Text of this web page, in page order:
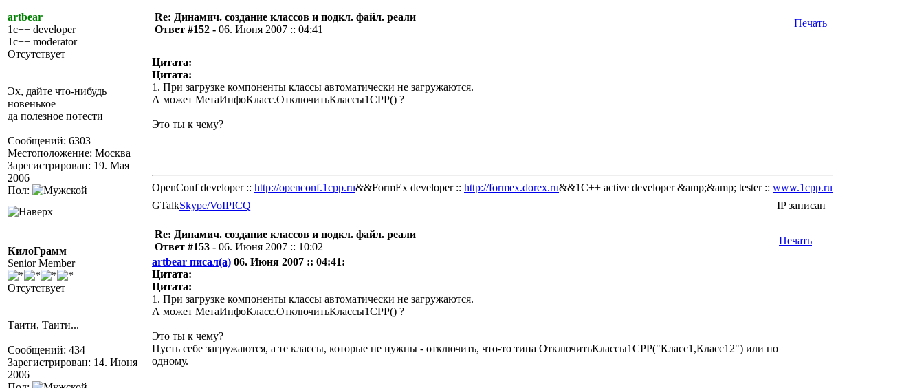
artbear
1c++ developer
1c++ moderator
Отсутствует
Эх, дайте что-нибудь
новенькое
да полезное потести
Сообщений: 6303
Местоположение: Москва
Зарегистрирован: 19. Мая
2006
Пол:
Re: Динамич. создание классов и подкл. файл. реали
Ответ #152 - 06. Июня 2007 :: 04:41
Печать
Цитата:
Цитата:
1. При загрузке компоненты классы автоматически не загружаются.
А может МетаИнфоКласс.ОтключитьКлассы1СРР() ?
Это ты к чему?
OpenConf developer :: http://openconf.1cpp.ru&&FormEx developer :: http://formex.dorex.ru&&1C++ active developer &amp;&amp; tester :: www.1cpp.ru
GTalkSkype/VoIPICQ IP записан
КилоГрамм
Senior Member
Отсутствует
Таити, Таити...
Сообщений: 434
Зарегистрирован: 14. Июня
2006
Re: Динамич. создание классов и подкл. файл. реали
Ответ #153 - 06. Июня 2007 :: 10:02
Печать
artbear писал(а) 06. Июня 2007 :: 04:41:
Цитата:
Цитата:
1. При загрузке компоненты классы автоматически не загружаются.
А может МетаИнфоКласс.ОтключитьКлассы1СРР() ?
Это ты к чему?
Пусть себе загружаются, а те классы, которые не нужны - отключить, что-то типа ОтключитьКлассы1СРР("Класс1,Класс12") или по
одному.